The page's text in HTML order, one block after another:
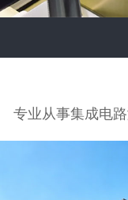
专业从事集成电